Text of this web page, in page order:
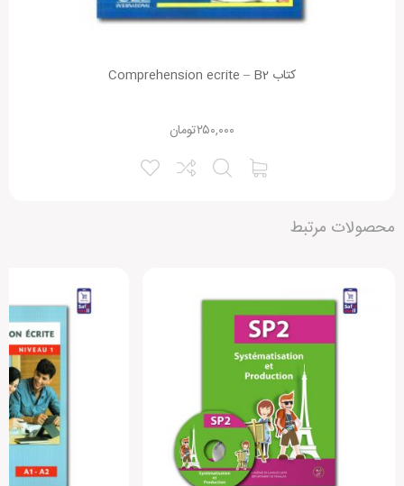
کتاب Comprehension ecrite – B2
تومان۲۵۰,۰۰۰
محصولات مرتبط